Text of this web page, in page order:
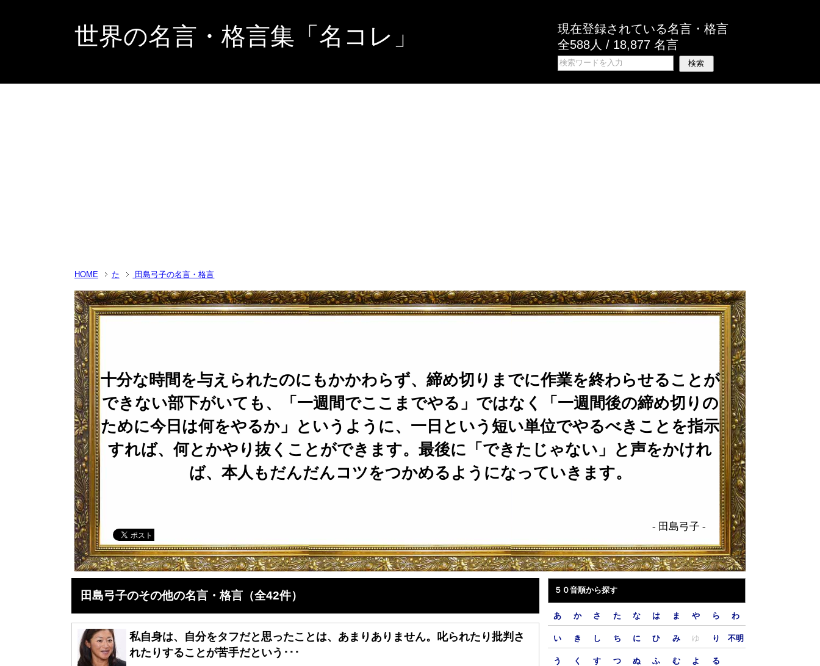
世界の名言・格言集「名コレ」
現在登録されている名言・格言
全588人 / 18,877 名言
HOME た 田島弓子の名言・格言
十分な時間を与えられたのにもかかわらず、締め切りまでに作業を終わらせることが
できない部下がいても、「一週間でここまでやる」ではなく「一週間後の締め切りの
ために今日は何をやるか」というように、一日という短い単位でやるべきことを指示
すれば、何とかやり抜くことができます。最後に「できたじゃない」と声をかけれ
ば、本人もだんだんコツをつかめるようになっていきます。
- 田島弓子 -
田島弓子のその他の名言・格言（全42件）
私自身は、自分をタフだと思ったことは、あまりありません。叱られたり批判さ
れたりすることが苦手だという･･･
５０音順から探す
あ
い
う
か
き
く
さ
し
す
た
ち
つ
な
に
ぬ
は
ひ
ふ
ま
み
む
や
ゆ
よ
ら
り
る
わ
不明